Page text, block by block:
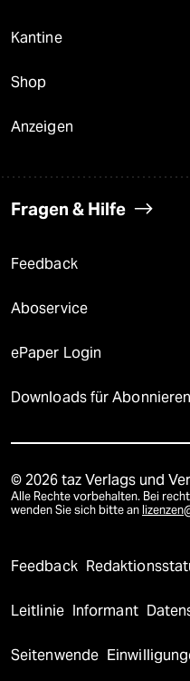
Kantine
Shop
Anzeigen
Fragen & Hilfe
Feedback
Aboservice
ePaper Login
Downloads für
© 2026 taz Verlags und
Alle Rechte vorbehalten. Bei
wenden Sie sich bitte an
Feedback
Leitlinie Informant
Seitenwende